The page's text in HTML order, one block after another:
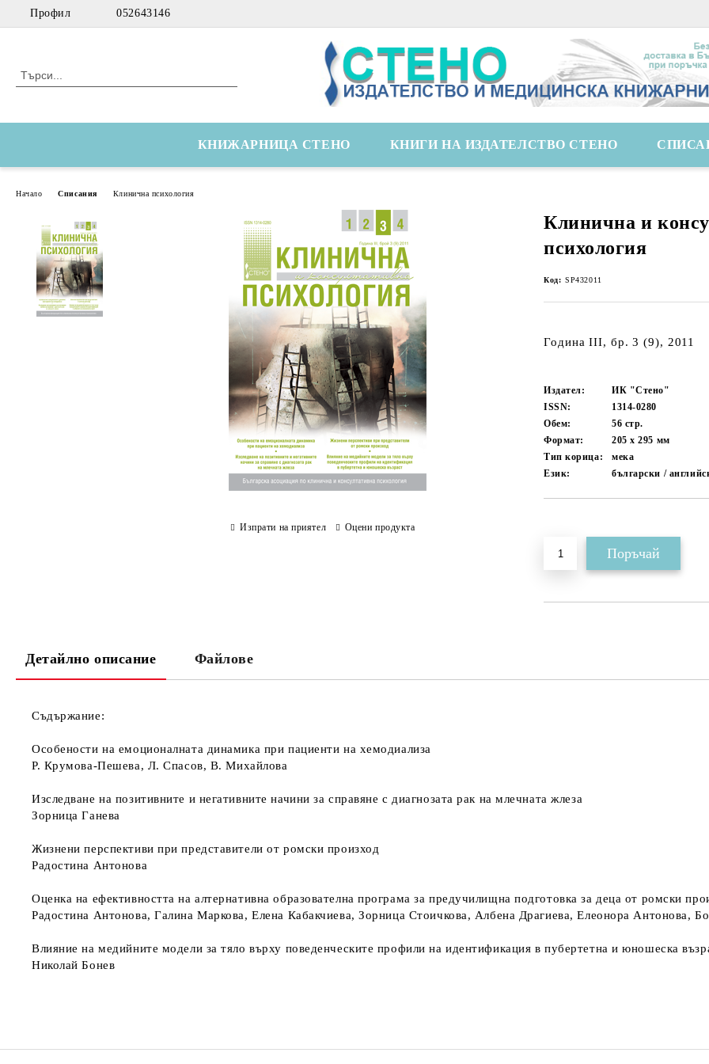
Профил 052643146
КНИЖАРНИЦА СТЕНО КНИГИ НА ИЗДАТЕЛСТВО СТЕНО
Начало Списания Клинична психология
Клинична и
психология
Код: SP432011
Година III, бр. 3 (9), 2011
Издател:
ИК "Стено"
ISSN:
1314-0280
Обем:
56 стр.
Формат:
205 x 295 мм
Тип корица:
мека
Език:
български /
Изпрати на приятел Оцени продукта
Детайлно описание Файлове
Съдържание:
Особености на емоционалната динамика при пациенти на хемодиализа
Р. Крумова-Пешева, Л. Спасов, В. Михайлова
Изследване на позитивните и негативните начини за справяне с диагнозата рак на млечната жлеза
Зорница Ганева
Жизнени перспективи при представители от ромски произход
Радостина Антонова
Оценка на ефективността на алтернативна образователна програма за предучилищна подготовка за деца от ромски
Радостина Антонова, Галина Маркова, Елена Кабакчиева, Зорница Стоичкова, Албена Драгиева, Елеонора Антонова,
Влияние на медийните модели за тяло върху поведенческите профили на идентификация в пубертетна и юношеска
Николай Бонев